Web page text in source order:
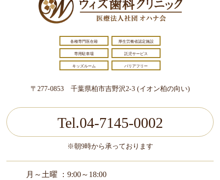
各種専門医在籍 厚生労働省認定施設
専用駐車場 託児サービス
キッズルーム バリアフリー
〒277-0853 千葉県柏市吉野沢2-3 (イオン柏の向い)
Tel.04-7145-0002
※朝9時から承っております
月～土曜 ：9:00～18:00